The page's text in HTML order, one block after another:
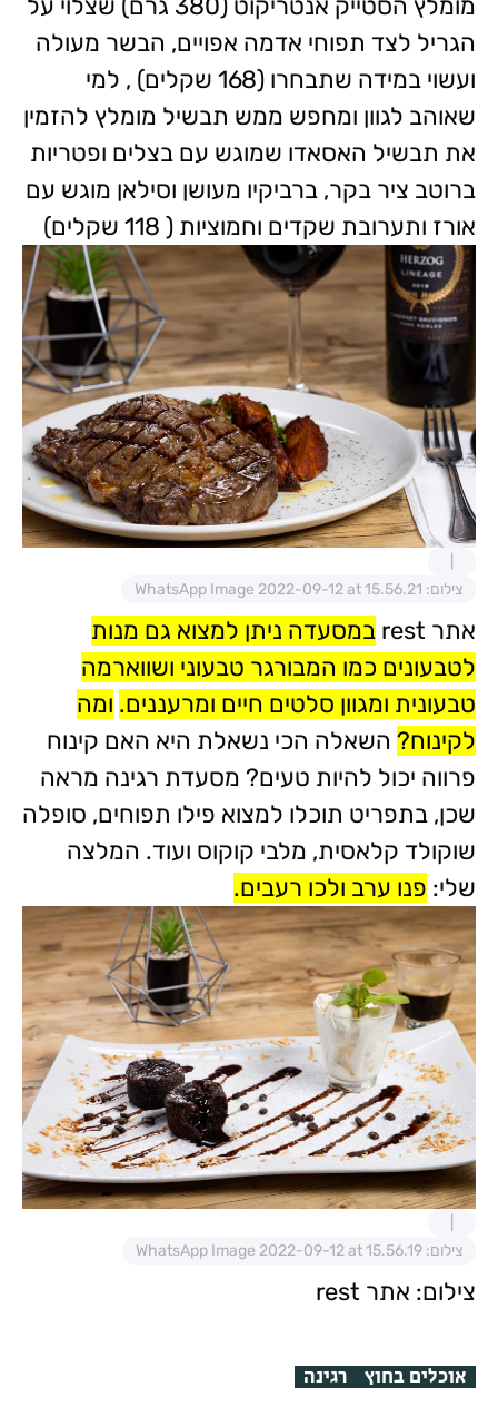
הגריל לצד תפוחי אדמה אפויים, הבשר מעולה
ועשוי במידה שתבחרו (168 שקלים) , למי
שאוהב לגוון ומחפש ממש תבשיל מומלץ להזמין
את תבשיל האסאדו שמוגש עם בצלים ופטריות
ברוטב ציר בקר, ברביקיו מעושן וסילאן מוגש עם
אורז ותערובת שקדים וחמוציות ( 118 שקלים)
צילום: WhatsApp Image 2022-09-12 at 15.56.21
אתר rest
במסעדה ניתן למצוא גם מנות
לטבעונים כמו המבורגר טבעוני ושווארמה
טבעונית ומגוון סלטים חיים ומרעננים. ומה
לקינוח? השאלה הכי נשאלת היא האם קינוח
פרווה יכול להיות טעים? מסעדת רגינה מראה
שכן, בתפריט תוכלו למצוא פילו תפוחים, סופלה
שוקולד קלאסית, מלבי קוקוס ועוד. המלצה
שלי: פנו ערב ולכו רעבים.
צילום: WhatsApp Image 2022-09-12 at 15.56.19
צילום: אתר rest
אוכלים בחוץ רגינה